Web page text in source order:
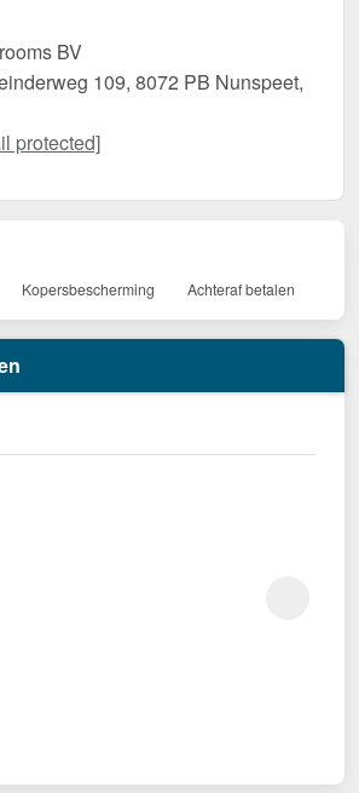
BV
109, 8072 PB Nunspeet,
protected]
Kopersbescherming Achteraf betalen